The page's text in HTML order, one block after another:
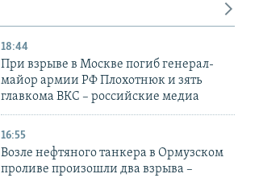
18:44
При взрыве в Москве погиб генерал-
майор армии РФ Плохотнюк и зять
главкома ВКС – российские медиа
16:55
Возле нефтяного танкера в Ормузском
проливе произошли два взрыва –